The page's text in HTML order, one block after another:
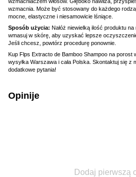
wzmacnia. Może być stosowany do każdego
mocne, elastyczne i niesamowicie lśniące.
Sposób użycia: Nałóż niewielką ilość produktu
wmasuj w skórę, aby uzyskać lepsze
Jeśli chcesz, powtórz procedurę ponownie.
Kup Flps Extracto de Bamboo Shampoo na porost
wysyłka Warszawa i cała Polska. Skontaktuj się z
dodatkowe pytania!
Opinije
Dodaj pierwszą